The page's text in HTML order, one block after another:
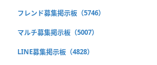
フレンド募集掲示板（5746）
マルチ募集掲示板（5007）
LINE募集掲示板（4828）